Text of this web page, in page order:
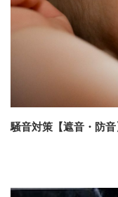
騒音対策【遮音・防音